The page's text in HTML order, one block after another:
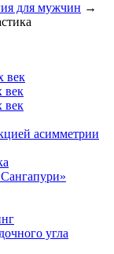
для мужчин →
век
век
век
асимметрии
угла